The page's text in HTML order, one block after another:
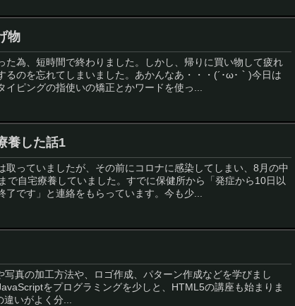
物
た為、短時間で終わりました。しかし、帰りに買い物して疲れ
るのを忘れてしまいました。あかんなあ・・・(´･ω･｀)今日は
イピングの指使いの矯正とかワードを使っ...
養した話1
取っていましたが、その前にコロナに感染してしまい、8月の中
で自宅療養していました。すでに保健所から「発症から10日以
了です」と連絡をもらっています。今も少...
真の加工方法や、ロゴ作成、パターン作成などを学びまし
をプログラミングを少しと、HTML5の講座も始まりま
いがよく分...